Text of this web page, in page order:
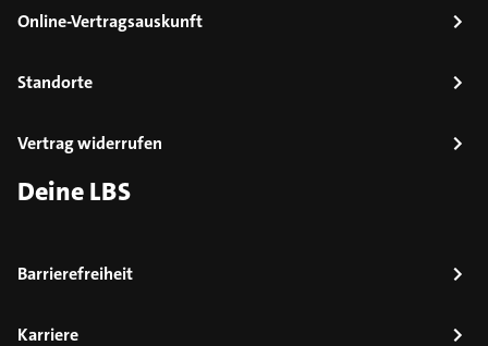
Online-Vertragsauskunft
Standorte
Vertrag widerrufen
Deine LBS
Barrierefreiheit
Karriere